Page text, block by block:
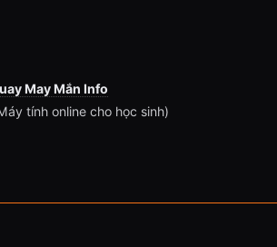
May Mắn Info
tính online cho học sinh)